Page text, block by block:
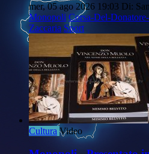
mer, 05 ago 2026 19:03 Di:
Monopoli Corsa-Del-
Zaccaria Sport
Cultura Video